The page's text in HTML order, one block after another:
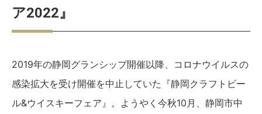
ア2022』
2019年の静岡グランシップ開催以降、コロナウイルスの
感染拡大を受け開催を中止していた『静岡クラフトビー
ル&ウイスキーフェア』。ようやく今秋10月、静岡市中